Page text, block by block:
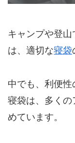
キャンプや登
は、適切な寝袋
中でも、利便
寝袋は、多く
めています。